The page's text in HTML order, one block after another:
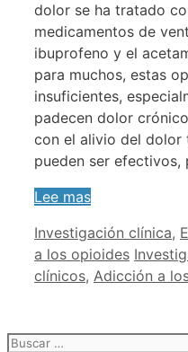
dolor se ha tratado
medicamentos de
ibuprofeno y el
para muchos, estas
insuficientes,
padecen dolor
con el alivio del dolor
pueden ser efectivos,
Lee mas
Categorías
Investigación clínica,
a los opioides
clínicos, Adicción a
Buscar: